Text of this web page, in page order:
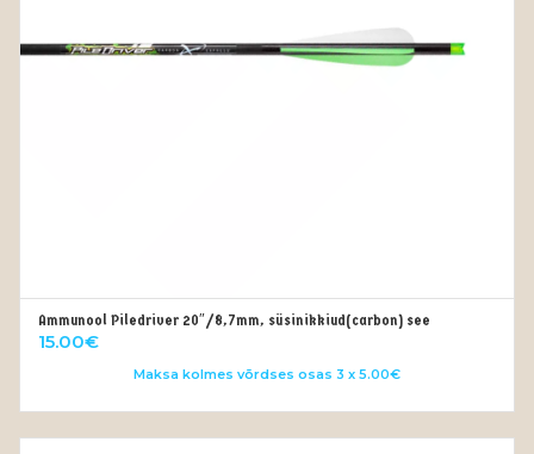
LISA KORVI
Ammunool Piledriver 20″/8,7mm, süsinikkiud(carbon) see
15.00€
Maksa kolmes võrdses osas 3 x 5.00€